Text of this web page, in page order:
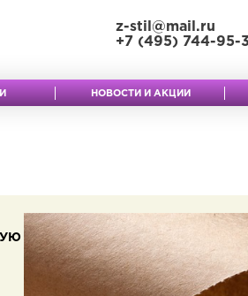
z-stil@mail.ru
+7 (495) 744-95-
НОВОСТИ И АКЦИИ